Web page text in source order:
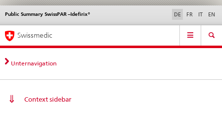
Direktnavigation
News,
Rechtsgrundlagen,
Kontakt
News & Updates Kontakt | Support & Hilfe
Public Summary SwissPAR –Idefirix®
Sprachwahl DE FR IT EN
Service
Hauptnavigation
Swissmedic
Unternavigation
Context sidebar